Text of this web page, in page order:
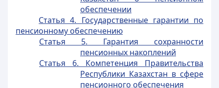
обеспечении
Статья 4. Государственные гарантии по
пенсионному обеспечению
Статья 5. Гарантия сохранности
пенсионных накоплений
Статья 6. Компетенция Правительства
Республики Казахстан в сфере
пенсионного обеспечения